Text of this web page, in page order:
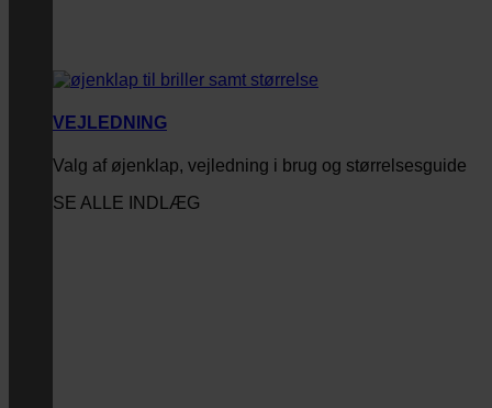
VEJLEDNING
Valg af øjenklap, vejledning i brug og størrelsesguide
SE ALLE INDLÆG